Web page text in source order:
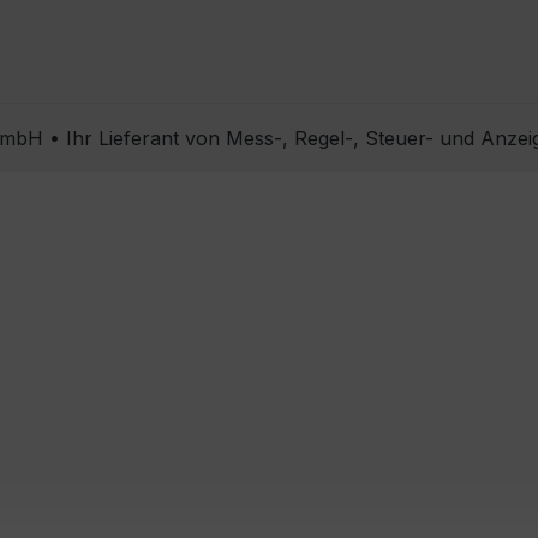
• Ihr Lieferant von Mess-, Regel-, Steuer- und